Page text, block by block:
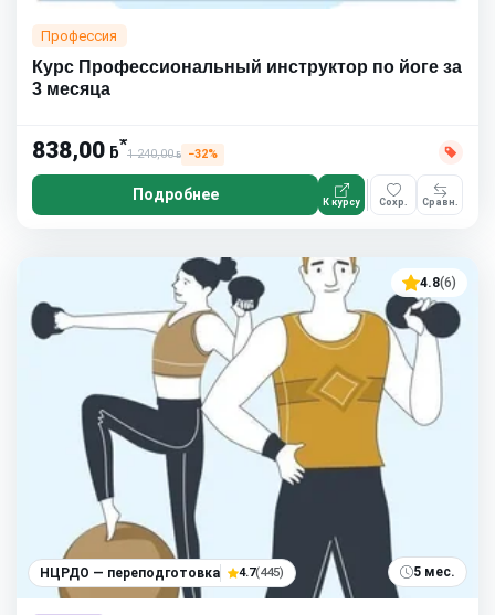
Профессия
Курс Профессиональный инструктор по йоге за
3 месяца
838,00 ƃ*
1 240,00ƃ −32%
Подробнее К курсу Сохр. Сравн.
4.8(6)
НЦРДО — переподготовка 4.7(445) 5 мес.